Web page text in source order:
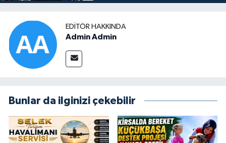
EDITÖR HAKKINDA
Admin Admin
Bunlar da ilginizi çekebilir